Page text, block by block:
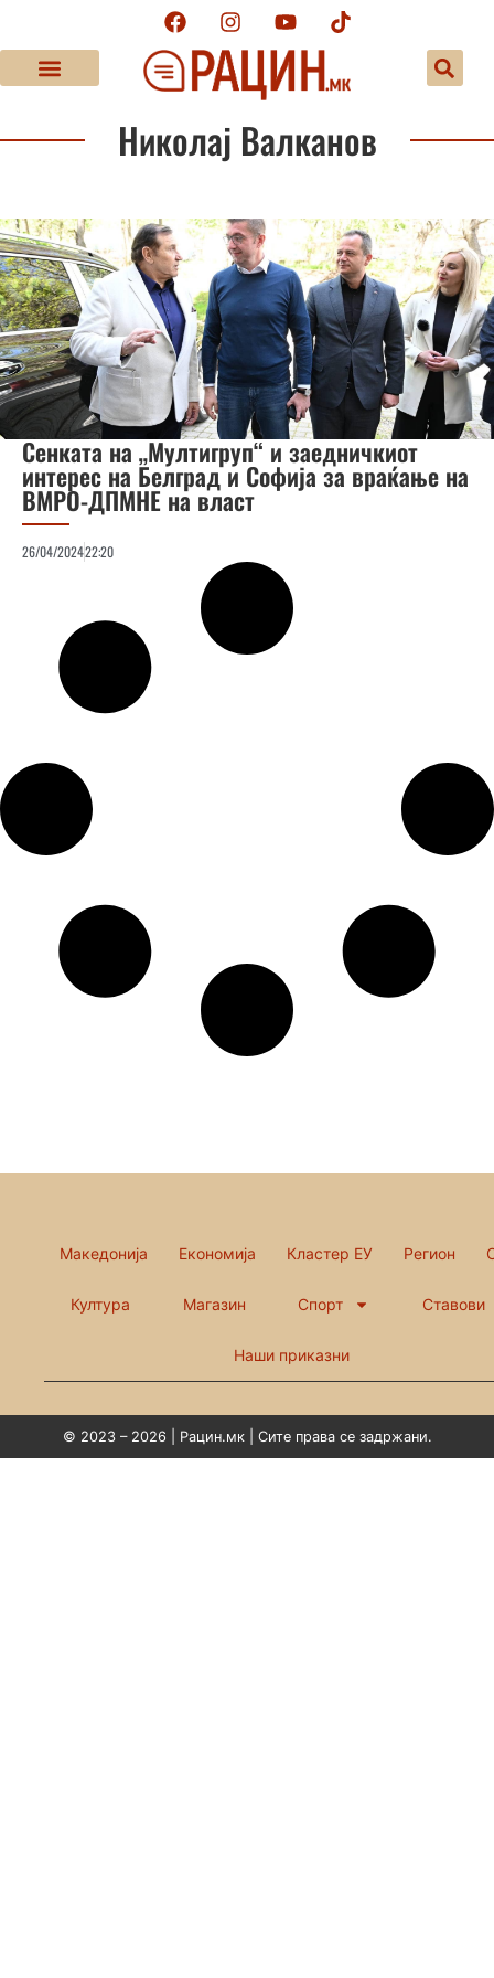
Николај Валканов
Сенката на „Мултигруп“ и заедничкиот
интерес на Белград и Софија за враќање на
ВМРО-ДПМНЕ на власт
26/04/202422:20
Македонија Економија Кластер ЕУ Регион
Култура Магазин Спорт Ставови
Наши приказни
© 2023 – 2026 | Рацин.мк | Сите права се задржани.